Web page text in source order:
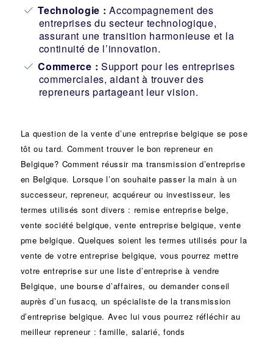
Technologie : Accompagnement des
entreprises du secteur technologique,
assurant une transition harmonieuse et la
continuité de l’innovation.
Commerce : Support pour les entreprises
commerciales, aidant à trouver des
repreneurs partageant leur vision.
La question de la vente d’une entreprise belgique se pose
tôt ou tard. Comment trouver le bon repreneur en
Belgique? Comment réussir ma transmission d’entreprise
en Belgique. Lorsque l’on souhaite passer la main à un
successeur, repreneur, acquéreur ou investisseur, les
termes utilisés sont divers : remise entreprise belge,
vente société belgique, vente entreprise belgique, vente
pme belgique. Quelques soient les termes utilisés pour la
vente de votre entreprise belgique, vous pourrez mettre
votre entreprise sur une liste d’entreprise à vendre
Belgique, unebourse d’affaires, ou demander conseil
auprès d’un fusacq, un spécialiste de latransmission
d’entreprise belgique. Avec lui vous pourrez réfléchir au
meilleur repreneur :famille, salarié, fonds